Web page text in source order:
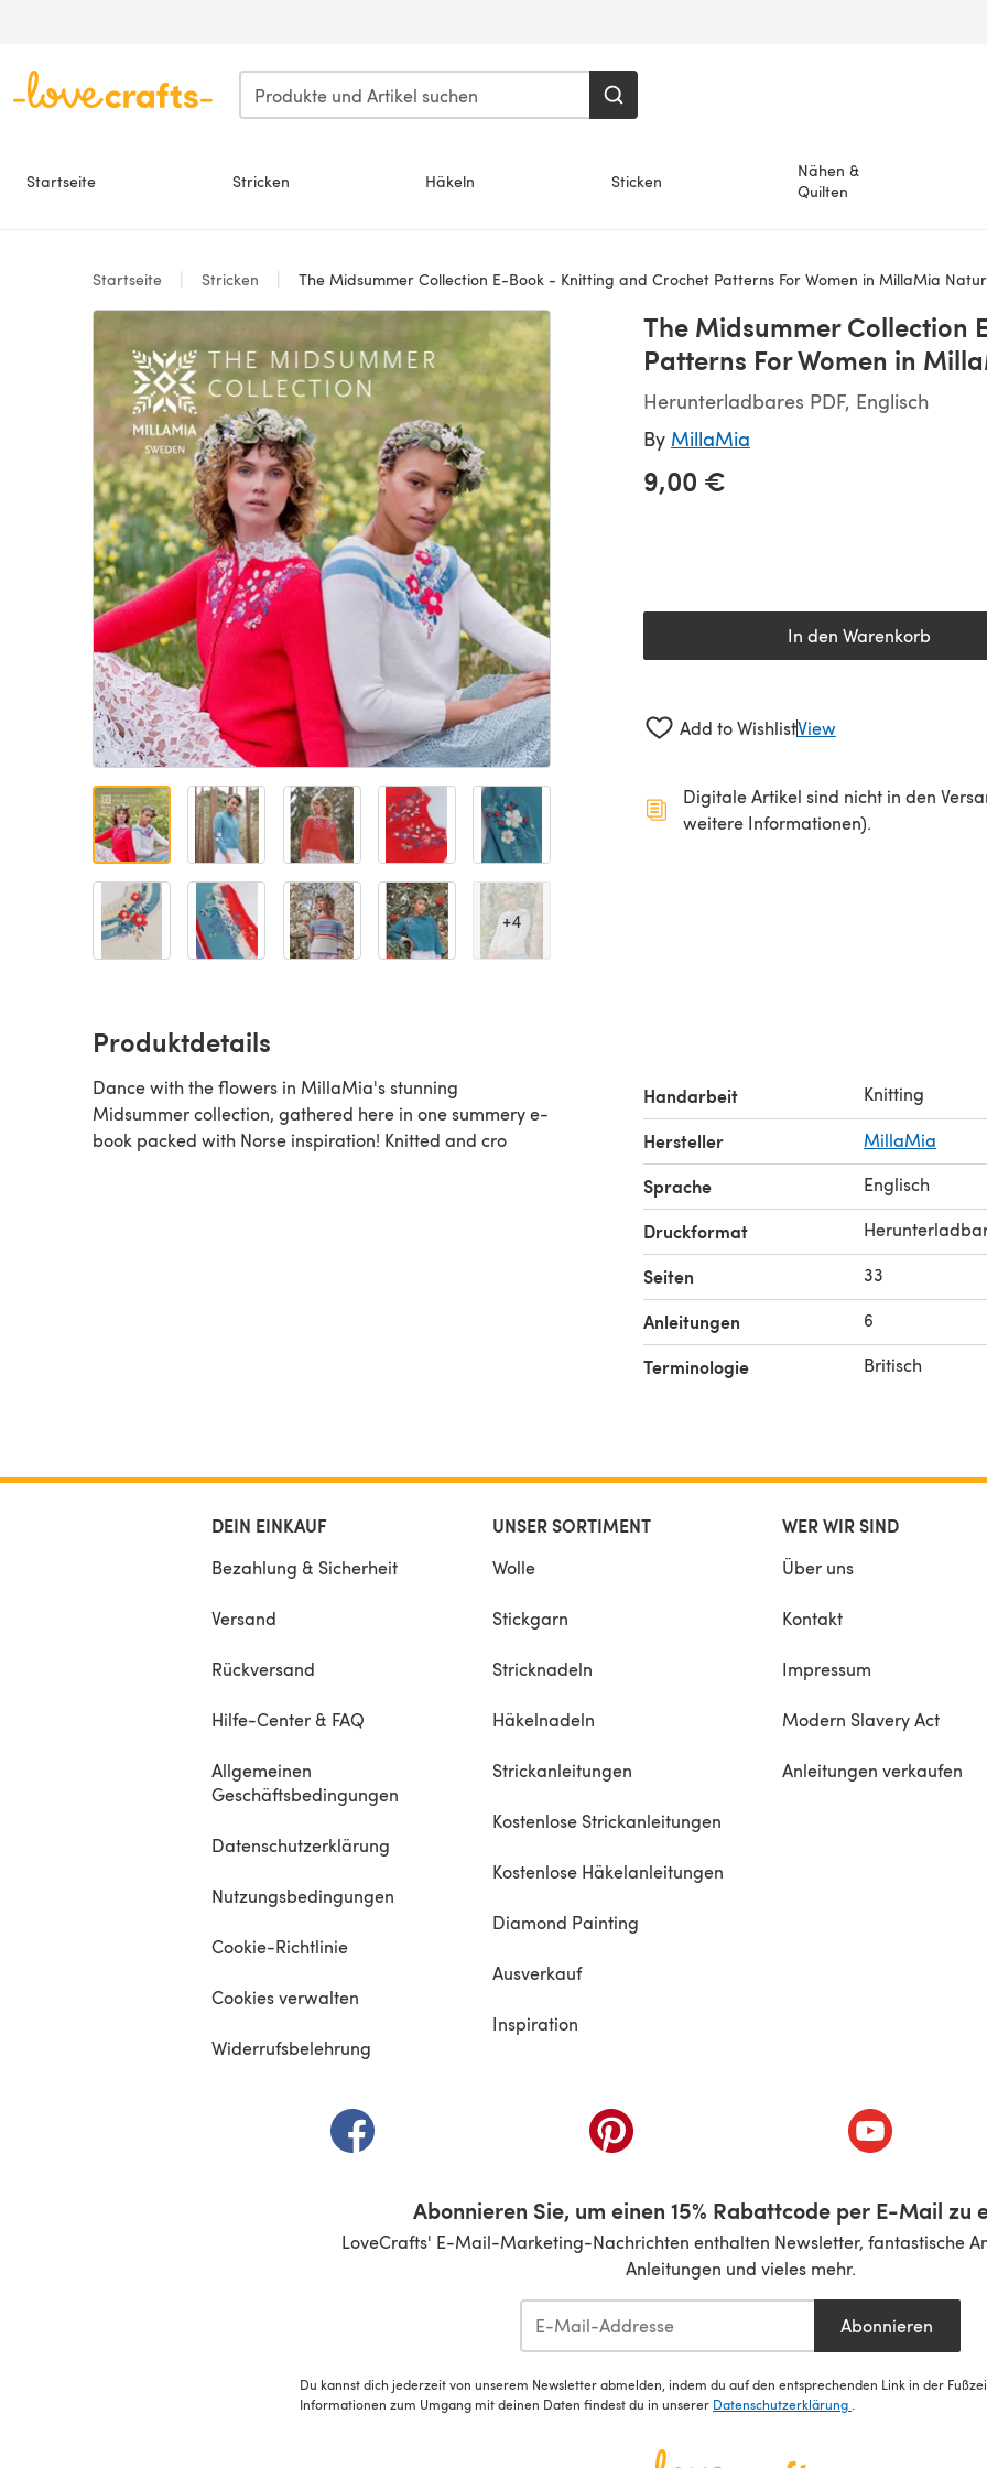
Startseite Stricken Häkeln Sticken
Nähen &
Quilten
Startseite Stricken The Midsummer Collection E-Book - Knitting and Crochet Patterns For Women in MillaMia
The Midsummer Collection
Patterns For Women in
Herunterladbares PDF, Englisch
By MillaMia
9,00 €
In den Warenkorb
Add to WishlistView
Digitale Artikel sind nicht in den
weitere Informationen).
Produktdetails
Dance with the flowers in MillaMia's stunning
Midsummer collection, gathered here in one summery e-
book packed with Norse inspiration! Knitted and cro
Handarbeit Knitting
Hersteller MillaMia
Sprache Englisch
Druckformat
Seiten 33
Anleitungen 6
Terminologie Britisch
DEIN EINKAUF
Bezahlung & Sicherheit
Versand
Rückversand
Hilfe-Center & FAQ
Allgemeinen
Geschäftsbedingungen
Datenschutzerklärung
Nutzungsbedingungen
Cookie-Richtlinie
Cookies verwalten
Widerrufsbelehrung
UNSER SORTIMENT
Wolle
Stickgarn
Stricknadeln
Häkelnadeln
Strickanleitungen
Kostenlose Strickanleitungen
Kostenlose Häkelanleitungen
Diamond Painting
Ausverkauf
Inspiration
WER WIR SIND
Über uns
Kontakt
Impressum
Modern Slavery Act
Anleitungen verkaufen
(öffnet sich in einem neuen Tab)(öffnet sich in einem neuen Tab)(öffnet sich in
Abonnieren Sie, um einen 15% Rabattcode per E-Mail zu
LoveCrafts' E-Mail-Marketing-Nachrichten enthalten Newsletter, fantastische
Anleitungen und vieles mehr.
Abonnieren
Du kannst dich jederzeit von unserem Newsletter abmelden, indem du auf den entsprechenden Link in der
Informationen zum Umgang mit deinen Daten findest du in unserer Datenschutzerklärung .